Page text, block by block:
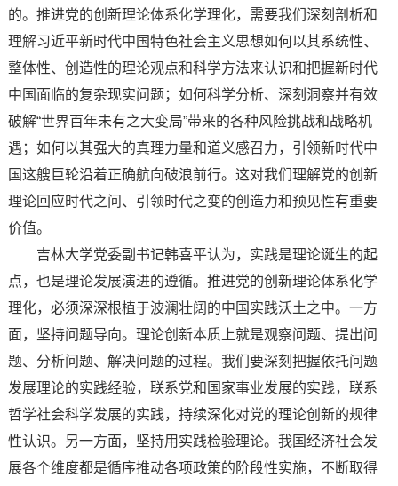
的。推进党的创新理论体系化学理化，需要我们深刻剖析和
理解习近平新时代中国特色社会主义思想如何以其系统性、
整体性、创造性的理论观点和科学方法来认识和把握新时代
中国面临的复杂现实问题；如何科学分析、深刻洞察并有效
破解“世界百年未有之大变局”带来的各种风险挑战和战略机
遇；如何以其强大的真理力量和道义感召力，引领新时代中
国这艘巨轮沿着正确航向破浪前行。这对我们理解党的创新
理论回应时代之问、引领时代之变的创造力和预见性有重要
价值。
吉林大学党委副书记韩喜平认为，实践是理论诞生的起
点，也是理论发展演进的遵循。推进党的创新理论体系化学
理化，必须深深根植于波澜壮阔的中国实践沃土之中。一方
面，坚持问题导向。理论创新本质上就是观察问题、提出问
题、分析问题、解决问题的过程。我们要深刻把握依托问题
发展理论的实践经验，联系党和国家事业发展的实践，联系
哲学社会科学发展的实践，持续深化对党的理论创新的规律
性认识。另一方面，坚持用实践检验理论。我国经济社会发
展各个维度都是循序推动各项政策的阶段性实施，不断取得